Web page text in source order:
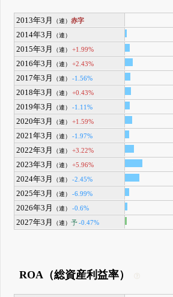
2013年3月 （連）赤字
2014年3月
（連）
2015年3月
（連） +1.99%
2016年3月
（連） +2.43%
2017年3月
（連） -1.56%
2018年3月
（連） +0.43%
2019年3月
（連） -1.11%
2020年3月
（連） +1.59%
2021年3月
（連） -1.97%
2022年3月
（連） +3.22%
2023年3月
（連） +5.96%
2024年3月
（連） -2.45%
2025年3月
（連） -6.99%
2026年3月
（連） -0.6%
2027年3月
（連）予-0.47%
ROA（総資産利益率）